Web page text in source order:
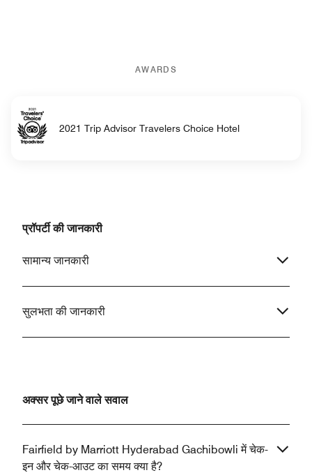
AWARDS
2021 Trip Advisor Travelers Choice Hotel
प्रॉपर्टी की जानकारी
सामान्य जानकारी
सुलभता की जानकारी
अक्सर पूछे जाने वाले सवाल
Fairfield by Marriott Hyderabad Gachibowli में चेक-
इन और चेक-आउट का समय क्या है?